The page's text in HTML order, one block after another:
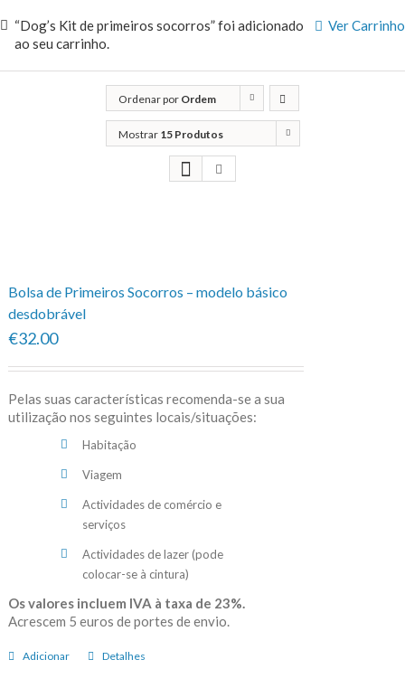
Ver Carrinho
“Dog’s Kit de primeiros socorros” foi adicionado
ao seu carrinho.
Ordenar por Ordem
predefinida
Mostrar 15 Produtos
Bolsa de Primeiros Socorros – modelo básico
desdobrável
€32.00
Pelas suas características recomenda-se a sua
utilização nos seguintes locais/situações:
Habitação
Viagem
Actividades de comércio e
serviços
Actividades de lazer (pode
colocar-se à cintura)
Os valores incluem IVA à taxa de 23%.
Acrescem 5 euros de portes de envio.
Adicionar Detalhes